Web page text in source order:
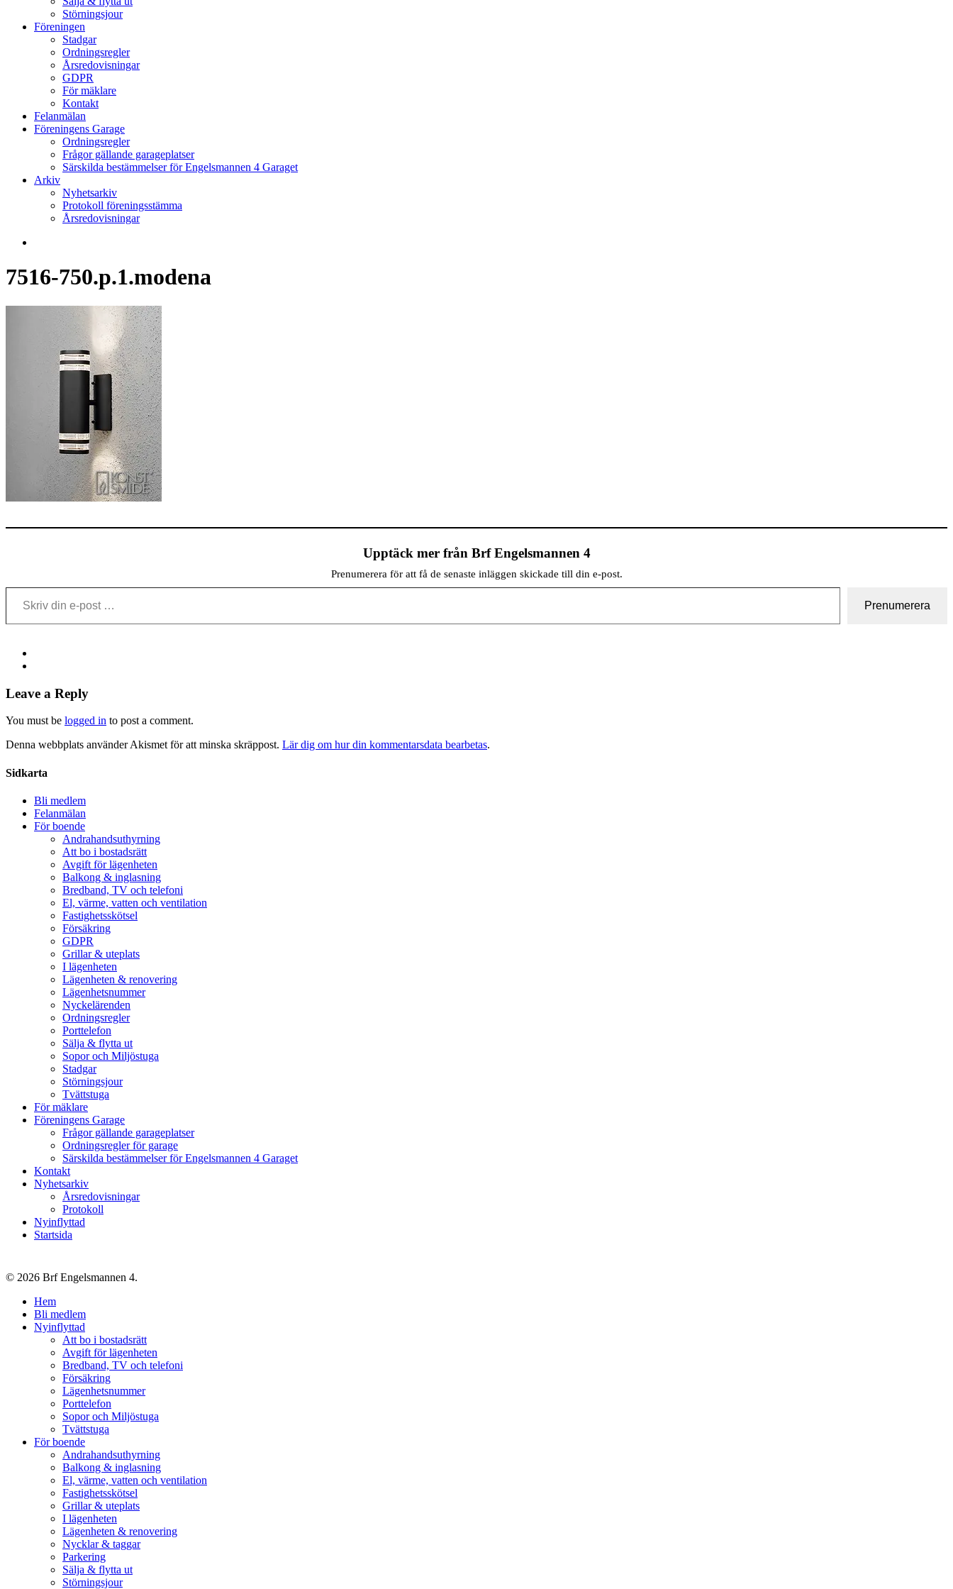
Störningsjour
Föreningen
Stadgar
Ordningsregler
Årsredovisningar
GDPR
För mäklare
Kontakt
Felanmälan
Föreningens Garage
Ordningsregler
Frågor gällande garageplatser
Särskilda bestämmelser för Engelsmannen 4 Garaget
Arkiv
Nyhetsarkiv
Protokoll föreningsstämma
Årsredovisningar
7516-750.p.1.modena
Upptäck mer från Brf Engelsmannen 4
Prenumerera för att få de senaste inläggen skickade till din e-post.
Skriv din e-post …
Prenumerera
Leave a Reply
You must be logged in to post a comment.
Denna webbplats använder Akismet för att minska skräppost. Lär dig om hur din kommentarsdata bearbetas.
Share
Sidkarta
Bli medlem
Felanmälan
För boende
Andrahandsuthyrning
Att bo i bostadsrätt
Avgift för lägenheten
Balkong & inglasning
Bredband, TV och telefoni
El, värme, vatten och ventilation
Fastighetsskötsel
Försäkring
GDPR
Grillar & uteplats
I lägenheten
Lägenheten & renovering
Lägenhetsnummer
Nyckelärenden
Ordningsregler
Porttelefon
Sälja & flytta ut
Sopor och Miljöstuga
Stadgar
Störningsjour
Tvättstuga
För mäklare
Föreningens Garage
Frågor gällande garageplatser
Ordningsregler för garage
Särskilda bestämmelser för Engelsmannen 4 Garaget
Kontakt
Nyhetsarkiv
Årsredovisningar
Protokoll
Nyinflyttad
Startsida
© 2026 Brf Engelsmannen 4.
Close
Menu
Hem
Bli medlem
Nyinflyttad
Att bo i bostadsrätt
Avgift för lägenheten
Bredband, TV och telefoni
Försäkring
Lägenhetsnummer
Porttelefon
Sopor och Miljöstuga
Tvättstuga
För boende
Andrahandsuthyrning
Balkong & inglasning
El, värme, vatten och ventilation
Fastighetsskötsel
Grillar & uteplats
I lägenheten
Lägenheten & renovering
Nycklar & taggar
Parkering
Sälja & flytta ut
Störningsjour